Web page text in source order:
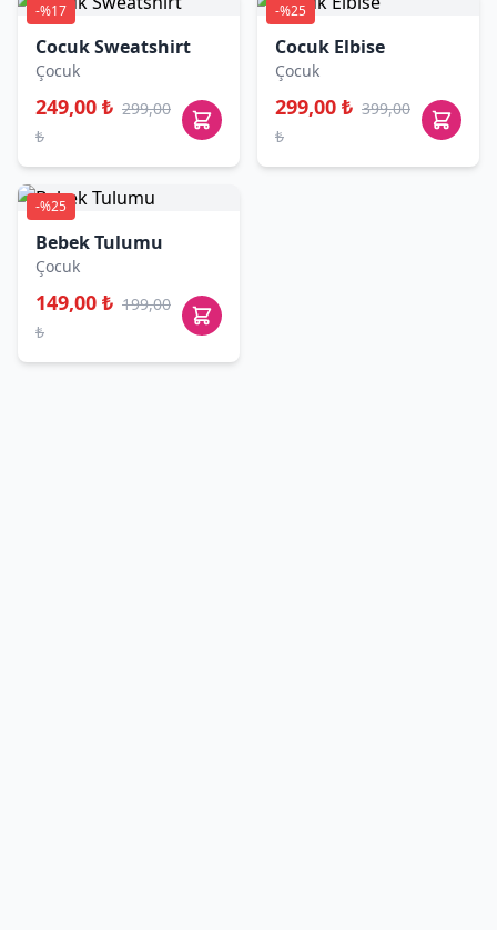
-%17
Cocuk Sweatshirt
Çocuk
249,00 ₺ 299,00
₺
-%25
Cocuk Elbise
Çocuk
299,00 ₺ 399,00
₺
-%25
Bebek Tulumu
Çocuk
149,00 ₺ 199,00
₺